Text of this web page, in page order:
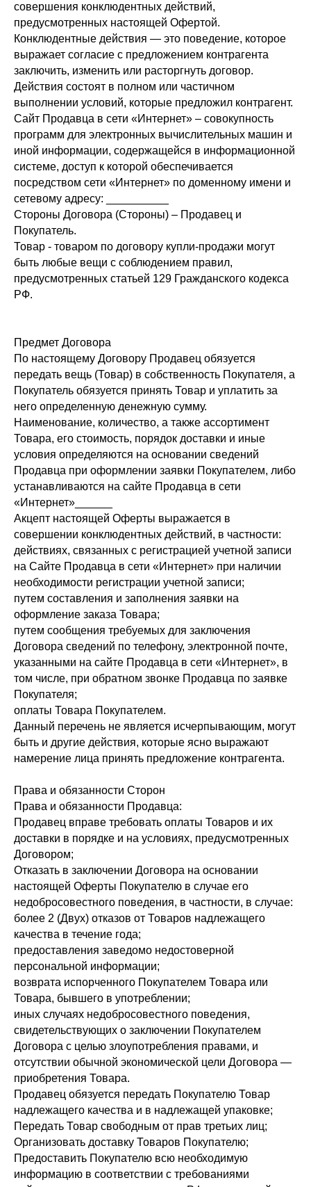
совершения конклюдентных действий,
предусмотренных настоящей Офертой.
Конклюдентные действия — это поведение, которое
выражает согласие с предложением контрагента
заключить, изменить или расторгнуть договор.
Действия состоят в полном или частичном
выполнении условий, которые предложил контрагент.
Сайт Продавца в сети «Интернет» – совокупность
программ для электронных вычислительных машин и
иной информации, содержащейся в информационной
системе, доступ к которой обеспечивается
посредством сети «Интернет» по доменному имени и
сетевому адресу: __________
Стороны Договора (Стороны) – Продавец и
Покупатель.
Товар - товаром по договору купли-продажи могут
быть любые вещи с соблюдением правил,
предусмотренных статьей 129 Гражданского кодекса
РФ.
Предмет Договора
По настоящему Договору Продавец обязуется
передать вещь (Товар) в собственность Покупателя, а
Покупатель обязуется принять Товар и уплатить за
него определенную денежную сумму.
Наименование, количество, а также ассортимент
Товара, его стоимость, порядок доставки и иные
условия определяются на основании сведений
Продавца при оформлении заявки Покупателем, либо
устанавливаются на сайте Продавца в сети
«Интернет»______
Акцепт настоящей Оферты выражается в
совершении конклюдентных действий, в частности:
действиях, связанных с регистрацией учетной записи
на Сайте Продавца в сети «Интернет» при наличии
необходимости регистрации учетной записи;
путем составления и заполнения заявки на
оформление заказа Товара;
путем сообщения требуемых для заключения
Договора сведений по телефону, электронной почте,
указанными на сайте Продавца в сети «Интернет», в
том числе, при обратном звонке Продавца по заявке
Покупателя;
оплаты Товара Покупателем.
Данный перечень не является исчерпывающим, могут
быть и другие действия, которые ясно выражают
намерение лица принять предложение контрагента.
Права и обязанности Сторон
Права и обязанности Продавца:
Продавец вправе требовать оплаты Товаров и их
доставки в порядке и на условиях, предусмотренных
Договором;
Отказать в заключении Договора на основании
настоящей Оферты Покупателю в случае его
недобросовестного поведения, в частности, в случае:
более 2 (Двух) отказов от Товаров надлежащего
качества в течение года;
предоставления заведомо недостоверной
персональной информации;
возврата испорченного Покупателем Товара или
Товара, бывшего в употреблении;
иных случаях недобросовестного поведения,
свидетельствующих о заключении Покупателем
Договора с целью злоупотребления правами, и
отсутствии обычной экономической цели Договора —
приобретения Товара.
Продавец обязуется передать Покупателю Товар
надлежащего качества и в надлежащей упаковке;
Передать Товар свободным от прав третьих лиц;
Организовать доставку Товаров Покупателю;
Предоставить Покупателю всю необходимую
информацию в соответствии с требованиями